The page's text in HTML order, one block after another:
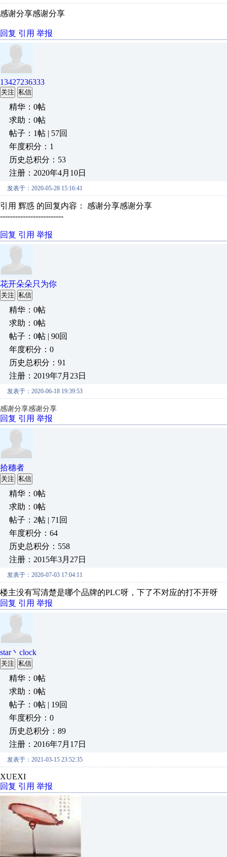
感谢分享感谢分享
回复 引用 举报
13427236333
关注 私信
精华：0帖
求助：0帖
帖子：1帖 | 57回
年度积分：1
历史总积分：53
注册：2020年4月10日
发表于：2020-05-28 15:16:41
引用 辉惑 的回复内容： 感谢分享感谢分享
-------------------------
回复 引用 举报
花开朵朵只为你
关注 私信
精华：0帖
求助：0帖
帖子：0帖 | 90回
年度积分：0
历史总积分：91
注册：2019年7月23日
发表于：2020-06-18 19:39:53
感谢分享感谢分享
回复 引用 举报
拾穗者
关注 私信
精华：0帖
求助：0帖
帖子：2帖 | 71回
年度积分：64
历史总积分：558
注册：2015年3月27日
发表于：2020-07-03 17:04:11
楼主没有写清楚是哪个品牌的PLC呀，下了不对应的打不开呀
回复 引用 举报
star丶clock
关注 私信
精华：0帖
求助：0帖
帖子：0帖 | 19回
年度积分：0
历史总积分：89
注册：2016年7月17日
发表于：2021-03-15 23:52:35
XUEXI
回复 引用 举报